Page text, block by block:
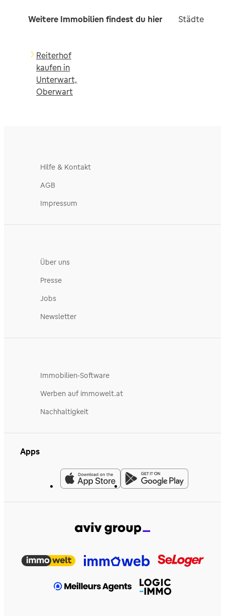
Weitere Immobilien findest du hier Städte in
Reiterhof
kaufen in
Unterwart,
Oberwart
Hilfe & Kontakt
AGB
Impressum
Über uns
Presse
Jobs
Newsletter
Immobilien-Software
Werben auf immowelt.at
Nachhaltigkeit
Apps